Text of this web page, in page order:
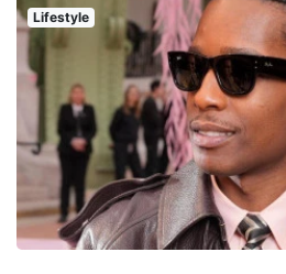
Lifestyle